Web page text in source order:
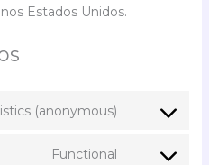
Estados Unidos.
(anonymous)
Functional